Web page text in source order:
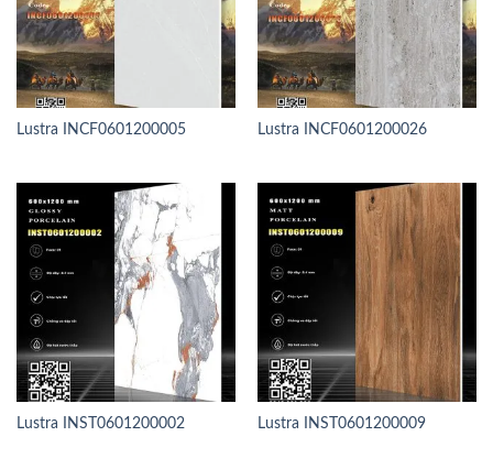
Lustra INCF0601200005 Lustra INCF0601200026
Lustra INST0601200002 Lustra INST0601200009